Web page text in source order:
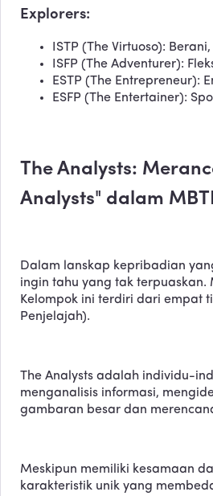
Explorers:
ISTP (The Virtuoso):
ISFP (The Adventurer):
ESTP (The Entrepreneur):
ESFP (The Entertainer):
The Analysts:
Analysts" dalam MBTI
Dalam lanskap kepribadian
ingin tahu yang tak terpuaskan.
Kelompok ini terdiri dari empat
Penjelajah).
The Analysts adalah individu-
menganalisis informasi,
gambaran besar dan
Meskipun memiliki kesamaan
karakteristik unik yang